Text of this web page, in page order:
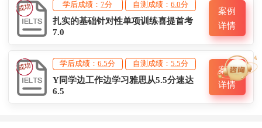
学后成绩：7分 自测成绩： 6.0分
扎实的基础针对性单项训练喜提首考
7.0
案例
详情
学后成绩：6.5分 自测成绩： 5.5分
Y同学边工作边学习雅思从5.5分速达
6.5
案例
详情